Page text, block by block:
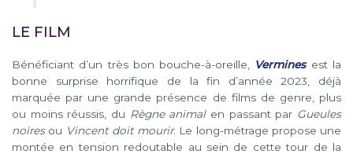
LE FILM
Bénéficiant d’un très bon bouche-à-oreille, Verminesest la
bonne surprise horrifique de la fin d’année 2023, déjà
marquée par une grande présence de films de genre, plus
ou moins réussis, du Règne animalen passant par Gueules
noires ou Vincent doit mourir. Le long-métrage propose une
montée en tension redoutable au sein de cette tour de la